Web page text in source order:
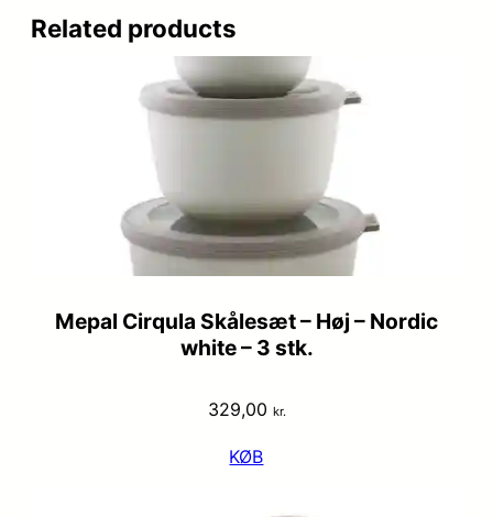
Related products
Mepal Cirqula Skålesæt – Høj – Nordic
white – 3 stk.
329,00 kr.
KØB